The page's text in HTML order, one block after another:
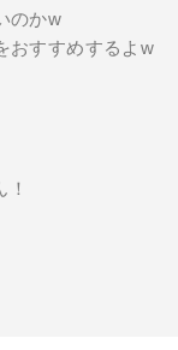
のかw
おすすめするよw